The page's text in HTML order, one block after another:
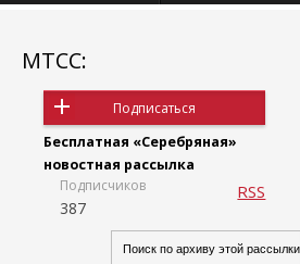
МТСС:
Подписаться
Бесплатная «Серебряная»
новостная рассылка
Подписчиков
387
RSS